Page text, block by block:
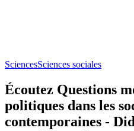
SciencesSciences sociales
Écoutez Questions
politiques dans les
contemporaines -